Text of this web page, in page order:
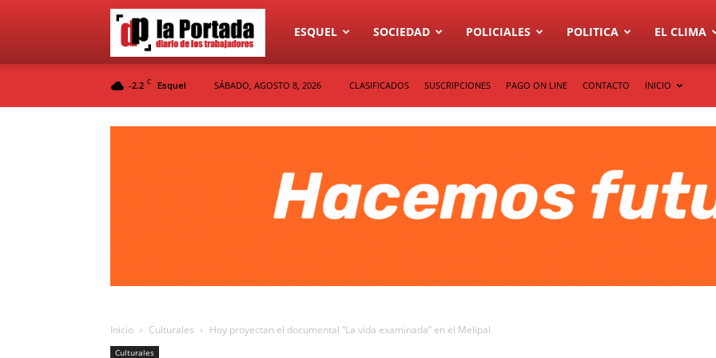
Diario
ESQUEL SOCIEDAD POLICIALES POLITICA EL CLIMA
-2.2 C Esquel SÁBADO, AGOSTO 8, 2026 CLASIFICADOS SUSCRIPCIONES PAGO ON LINE CONTACTO INICIO
Inicio Culturales Hoy proyectan el documental “La vida examinada” en el Melipal
Culturales